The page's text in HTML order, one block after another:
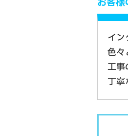
イ
色々
工事
丁寧